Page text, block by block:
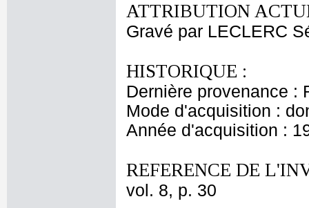
ATTRIBUTION
Gravé par LECLERC
HISTORIQUE :
Dernière provenance :
Mode d'acquisition :
Année d'acquisition :
REFERENCE DE
vol. 8, p. 30